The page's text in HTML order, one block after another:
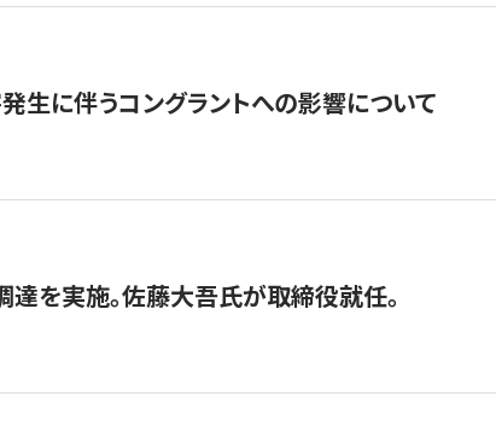
生に伴うコングラントへの影響について
を実施。佐藤大吾氏が取締役就任。